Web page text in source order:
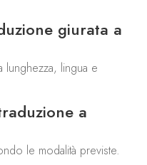
giurata a
lingua e
a
le modalità previste.